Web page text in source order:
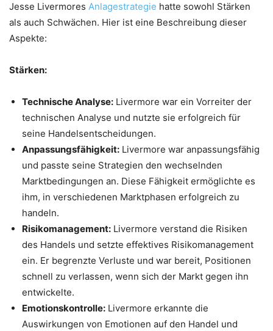
Jesse Livermores Anlagestrategie hatte sowohl Stärken
als auch Schwächen. Hier ist eine Beschreibung dieser
Aspekte:
Stärken:
Technische Analyse: Livermore war ein Vorreiter der
technischen Analyse und nutzte sie erfolgreich für
seine Handelsentscheidungen.
Anpassungsfähigkeit: Livermore war anpassungsfähig
und passte seine Strategien den wechselnden
Marktbedingungen an. Diese Fähigkeit ermöglichte es
ihm, in verschiedenen Marktphasen erfolgreich zu
handeln.
Risikomanagement: Livermore verstand die Risiken
des Handels und setzte effektives Risikomanagement
ein. Er begrenzte Verluste und war bereit, Positionen
schnell zu verlassen, wenn sich der Markt gegen ihn
entwickelte.
Emotionskontrolle: Livermore erkannte die
Auswirkungen von Emotionen auf den Handel und